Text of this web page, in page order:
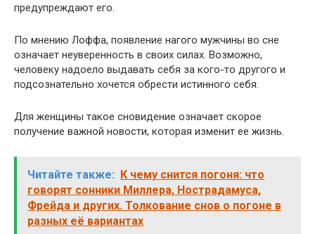
предупреждают его.
По мнению Лоффа, появление нагого мужчины во сне
означает неуверенность в своих силах. Возможно,
человеку надоело выдавать себя за кого-то другого и
подсознательно хочется обрести истинного себя.
Для женщины такое сновидение означает скорое
получение важной новости, которая изменит ее жизнь.
Читайте также: К чему снится погоня: что
говорят сонники Миллера, Нострадамуса,
Фрейда и других. Толкование снов о погоне в
разных её вариантах